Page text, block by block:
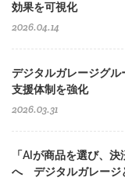
効果を可視化
2026.04.14
デジタルガレージグ
支援体制を強化
2026.03.31
「AIが商品を選び、
へ デジタルガレージ